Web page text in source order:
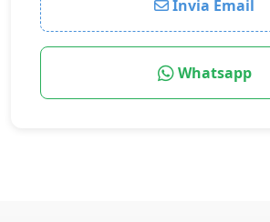
Invia Email
Whatsapp